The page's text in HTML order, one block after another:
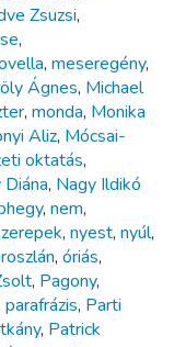
Zsuzsi,
,
, meseregény,
Ágnes, Michael
, monda, Monika
Aliz, Mócsai-
oktatás,
, Nagy Ildikó
, nem,
, nyest, nyúl,
, óriás,
, Pagony,
parafrázis, Parti
, Patrick